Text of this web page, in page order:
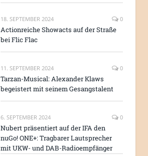
18. SEPTEMBER 2024 0
Actionreiche Showacts auf der Straße
bei Flic Flac
11. SEPTEMBER 2024 0
Tarzan-Musical: Alexander Klaws
begeistert mit seinem Gesangstalent
6. SEPTEMBER 2024 0
Nubert präsentiert auf der IFA den
nuGo! ONE+: Tragbarer Lautsprecher
mit UKW- und DAB-Radioempfänger